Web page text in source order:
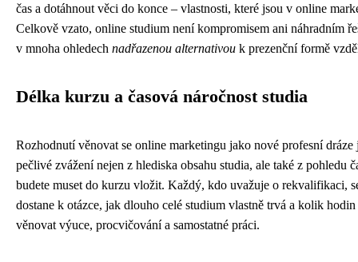
čas a dotáhnout věci do konce – vlastnosti, které jsou v online
Celkově vzato, online studium není kompromisem ani náhradním
v mnoha ohledech nadřazenou alternativou k prezenční formě
Délka kurzu a časová náročnost studia
Rozhodnutí věnovat se online marketingu jako nové profesní
pečlivé zvážení nejen z hlediska obsahu studia, ale také z pohledu
budete muset do kurzu vložit. Každý, kdo uvažuje o rekvalifikaci,
dostane k otázce, jak dlouho celé studium vlastně trvá a kolik
věnovat výuce, procvičování a samostatné práci.